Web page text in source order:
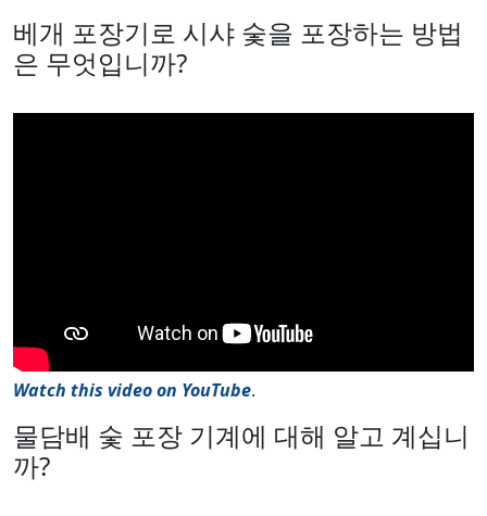
베개 포장기로 시샤 숯을 포장하는 방법
은 무엇입니까?
Watch this video on YouTube.
물담배 숯 포장 기계에 대해 알고 계십니
까?